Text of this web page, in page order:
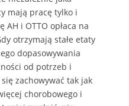
mają pracę tylko i
AH i OTTO opłaca na
otrzymają stałe etaty
dopasowywania
od potrzeb i
zachowywać tak jak
chorobowego i